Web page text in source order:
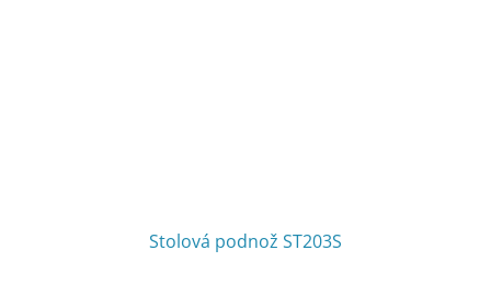
Stolová podnož ST203S